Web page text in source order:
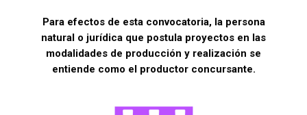
Para efectos de esta convocatoria, la persona
natural o jurídica que postula proyectos en las
modalidades de producción y realización se
entiende como el productor concursante.